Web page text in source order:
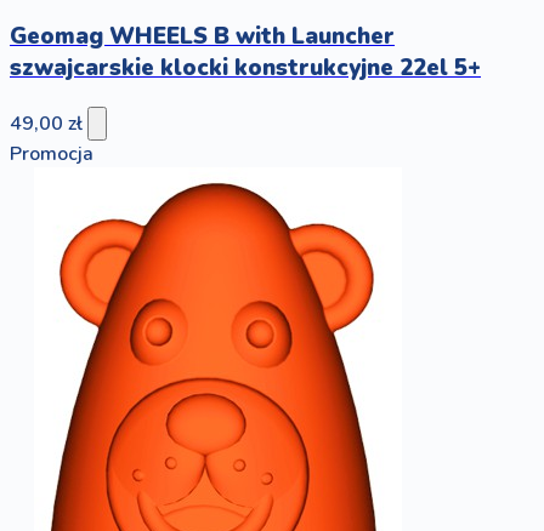
Geomag WHEELS B with Launcher
szwajcarskie klocki konstrukcyjne 22el 5+
49,00 zł
Promocja